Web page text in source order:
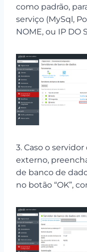
como padrão,
serviço (MySql,
NOME, ou IP DO
3. Caso o
externo,
de banco de
no botão “OK”,